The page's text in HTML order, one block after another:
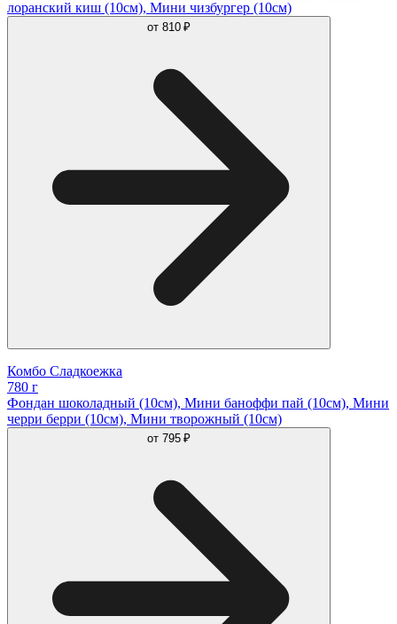
лоранский киш (10см), Мини чизбургер (10см)
от 810 ₽
Комбо Сладкоежка
780 г
Фондан шоколадный (10см), Мини баноффи пай (10см), Мини
черри берри (10см), Мини творожный (10см)
от 795 ₽